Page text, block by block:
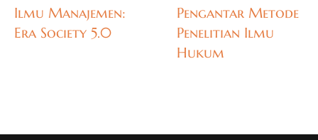
Ilmu Manajemen:
Era Society 5.0
Pengantar Metode
Penelitian Ilmu
Hukum